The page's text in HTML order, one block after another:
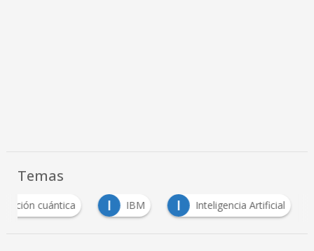
Temas
cuántica I IBM I Inteligencia Artificial